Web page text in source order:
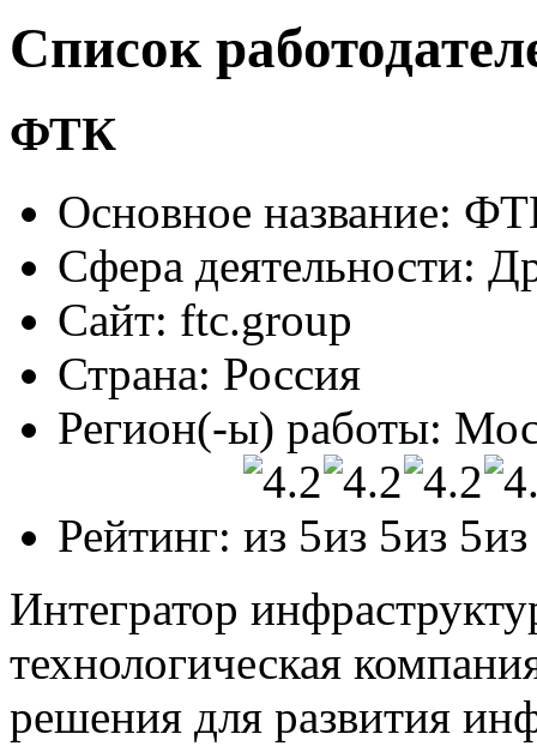
Список
ФТК
Основное название:
Сфера деятельности:
Сайт: ftc.group
Страна: Россия
Регион(-ы) работы:
Рейтинг:
Интегратор
технологическая
решения для развития